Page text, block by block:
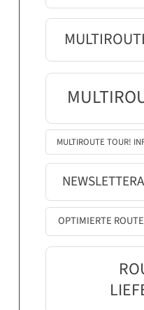
MULTIROUTE TOUR!
OPTIMIERTE